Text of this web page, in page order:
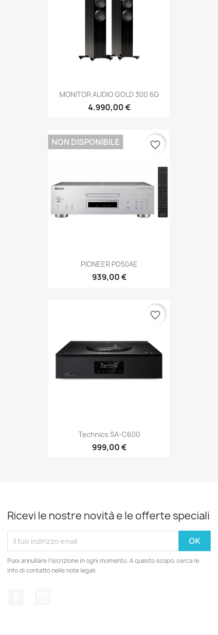
MONITOR AUDIO GOLD 300 6G
4.990,00 €
PIONEER PD50AE
939,00 €
NON DISPONIBILE favorite_border
Technics SA-C600
999,00 €
favorite_border
Ricevi le nostre novità e le offerte speciali
Puoi annullare l'iscrizione in ogni momento. A questo scopo, cerca le
info di contatto nelle note legali.